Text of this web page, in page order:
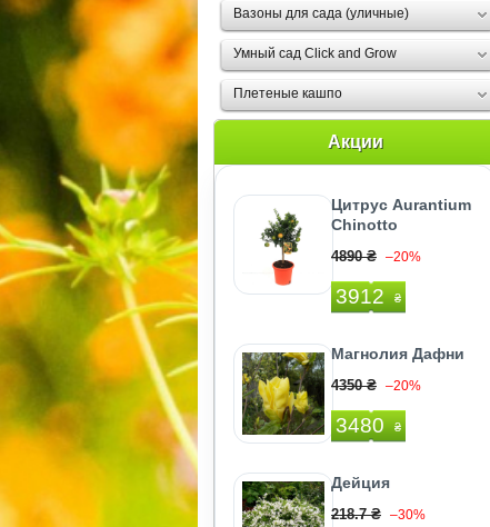
Вазоны для сада (уличные)
Умный сад Click and Grow
Плетеные кашпо
Акции
Цитрус Аurantium
Chinotto
4890 ₴ –20%
3912 ₴
Магнолия Дафни
4350 ₴ –20%
3480 ₴
Дейция
218.7 ₴ –30%